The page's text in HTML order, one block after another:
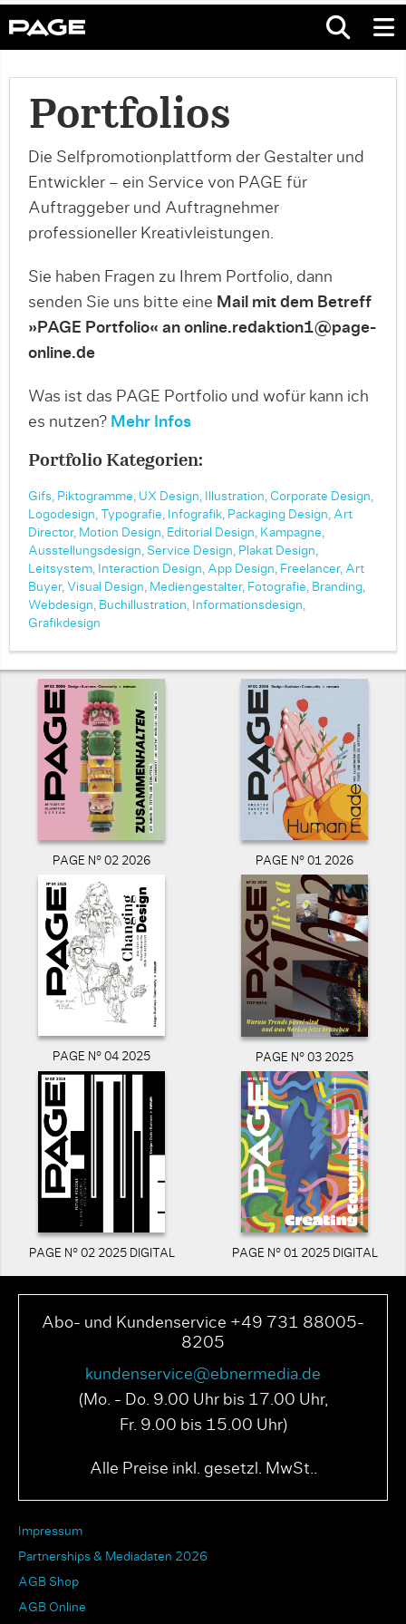
Portfolios
Die Selfpromotionplattform der Gestalter und
Entwickler – ein Service von PAGE für
Auftraggeber und Auftragnehmer
professioneller Kreativleistungen.
Sie haben Fragen zu Ihrem Portfolio, dann
senden Sie uns bitte eine Mail mit dem Betreff
»PAGE Portfolio« an online.redaktion1@page-
online.de
Was ist das PAGE Portfolio und wofür kann ich
es nutzen? Mehr Infos
Portfolio Kategorien:
Gifs, Piktogramme, UX Design, Illustration, Corporate Design,
Logodesign,
Typografie, Infografik, Packaging Design, Art
Director, Motion Design, Editorial Design, Kampagne,
Ausstellungsdesign, Service Design, Plakat Design,
Leitsystem, Interaction Design, App Design, Freelancer, Art
Buyer, Visual Design, Mediengestalter, Fotografie, Branding,
Webdesign, Buchillustration, Informationsdesign,
Grafikdesign
PAGE N° 02 2026 PAGE N° 01 2026
PAGE N° 04 2025 PAGE N° 03 2025
PAGE N° 02 2025 DIGITAL PAGE N° 01 2025 DIGITAL
Abo- und Kundenservice +49 731 88005-
8205
kundenservice@ebnermedia.de
(Mo. - Do. 9.00 Uhr bis 17.00 Uhr,
Fr. 9.00 bis 15.00 Uhr)
Alle Preise inkl. gesetzl. MwSt..
Impressum
Partnerships & Mediadaten 2026
AGB Shop
AGB Online